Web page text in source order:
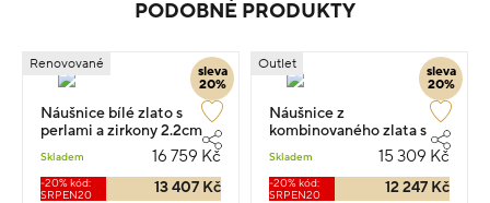
PODOBNÉ PRODUKTY
sleva
20%
Renovované
Náušnice bílé zlato s
perlami a zirkony 2.2cm
Skladem 16 759 Kč
-20% kód:
SRPEN20
13 407 Kč
sleva
20%
Outlet
Náušnice z
kombinovaného zlata s
almandinem 1.6cm 4.05g
Skladem 15 309 Kč
-20% kód:
SRPEN20
12 247 Kč